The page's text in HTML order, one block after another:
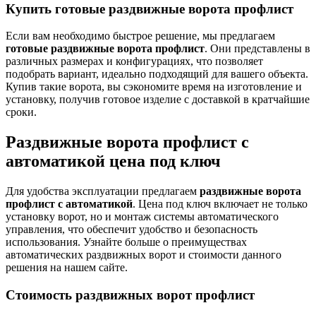
Купить готовые раздвижные ворота профлист
Если вам необходимо быстрое решение, мы предлагаем
готовые раздвижные ворота профлист. Они представлены в
различных размерах и конфигурациях, что позволяет
подобрать вариант, идеально подходящий для вашего объекта.
Купив такие ворота, вы сэкономите время на изготовление и
установку, получив готовое изделие с доставкой в кратчайшие
сроки.
Раздвижные ворота профлист с
автоматикой цена под ключ
Для удобства эксплуатации предлагаем раздвижные ворота
профлист с автоматикой. Цена под ключ включает не только
установку ворот, но и монтаж системы автоматического
управления, что обеспечит удобство и безопасность
использования. Узнайте больше о преимуществах
автоматических раздвижных ворот и стоимости данного
решения на нашем сайте.
Стоимость раздвижных ворот профлист